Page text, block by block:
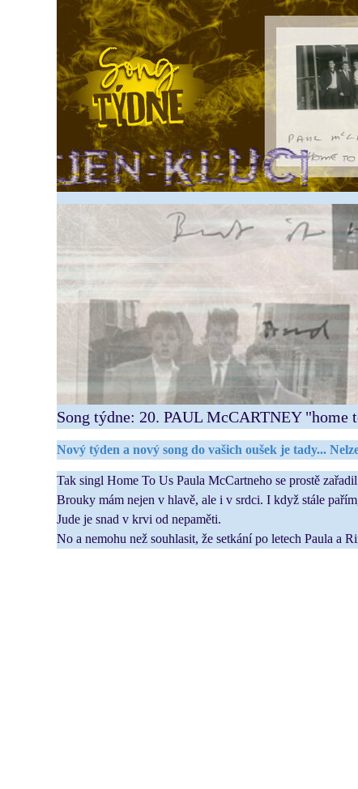
Song týdne: 20. PAUL McCARTNEY "home
Nový týden a nový song do vašich oušek je tady...
Tak singl Home To Us Paula McCartneho se prostě
Brouky mám nejen v hlavě, ale i v srdci. I když stále
Jude je snad v krvi od nepaměti.
No a nemohu než souhlasit, že setkání po letech Paula a